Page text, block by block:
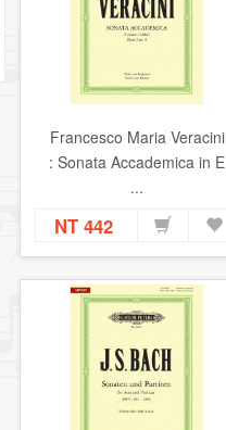
Francesco Maria Veracini
: Sonata Accademica in E
...
NT 442